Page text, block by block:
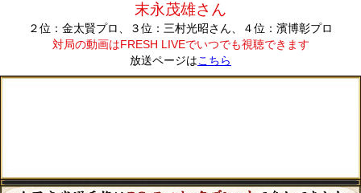
末永茂雄さん
２位：金太賢プロ、３位：三村光昭さん、４位：濱博彰プロ
対局の動画はFRESH LIVEでいつでも視聴できます
放送ページはこちら